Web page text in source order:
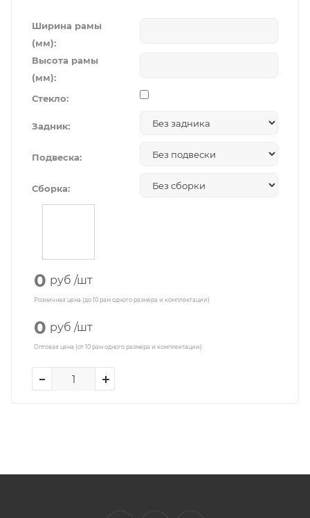
Ширина рамы
(мм):
Высота рамы
(мм):
Стекло:
Задник:
Подвеска:
Сборка:
0 руб /шт
Розничная цена (до 10 рам одного размера и комплектации)
0 руб /шт
Оптовая цена (от 10 рам одного размера и комплектации)